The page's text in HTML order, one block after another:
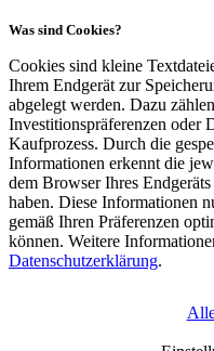
Was sind Cookies?
Cookies sind kleine
Ihrem Endgerät zur
abgelegt werden. Dazu
Investitionspräferenzen oder
Kaufprozess. Durch die
Informationen erkennt die
dem Browser Ihres
haben. Diese Informationen
gemäß Ihren Präferenzen
können. Weitere
Datenschutzerklärung.
Erforderliche